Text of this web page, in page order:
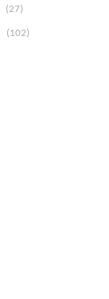
(27)
(102)